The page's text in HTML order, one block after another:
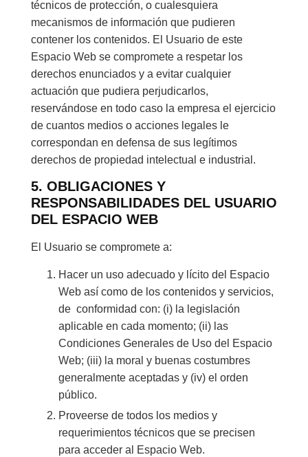
técnicos de protección, o cualesquiera
mecanismos de información que pudieren
contener los contenidos. El Usuario de este
Espacio Web se compromete a respetar los
derechos enunciados y a evitar cualquier
actuación que pudiera perjudicarlos,
reservándose en todo caso la empresa el ejercicio
de cuantos medios o acciones legales le
correspondan en defensa de sus legítimos
derechos de propiedad intelectual e industrial.
5. OBLIGACIONES Y
RESPONSABILIDADES DEL USUARIO
DEL ESPACIO WEB
El Usuario se compromete a:
Hacer un uso adecuado y lícito del Espacio
Web así como de los contenidos y servicios,
de conformidad con: (i) la legislación
aplicable en cada momento; (ii) las
Condiciones Generales de Uso del Espacio
Web; (iii) la moral y buenas costumbres
generalmente aceptadas y (iv) el orden
público.
Proveerse de todos los medios y
requerimientos técnicos que se precisen
para acceder al Espacio Web.